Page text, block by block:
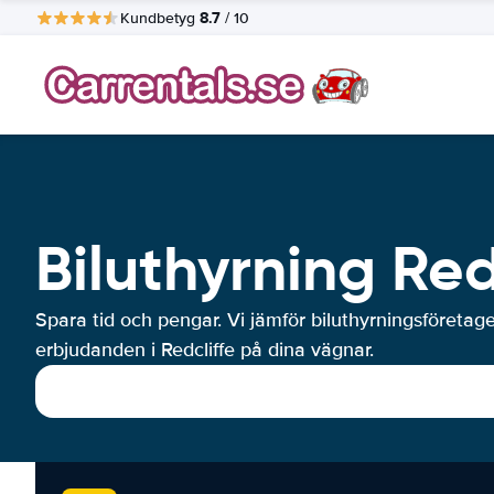
Kundbetyg 8.7 / 10
Biluthyrning
Spara tid och pengar. Vi jämför
erbjudanden i Redcliffe på dina vägnar.